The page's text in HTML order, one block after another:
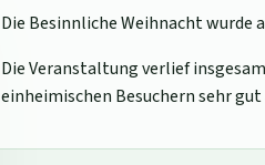
Die Besinnliche Weihnacht wurde
Die Veranstaltung verlief
einheimischen Besuchern sehr